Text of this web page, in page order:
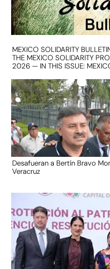
MEXICO SOLIDARITY
THE MEXICO SOLIDARITY
2026 — IN THIS ISSUE:
Desafueran a Bertín Bravo
Veracruz